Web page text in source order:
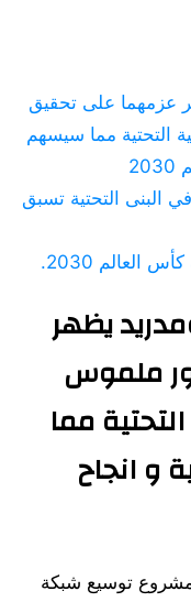
عزمهما على تحقيق
التحتية مما سيسهم
البنى التحتية تسبق
2030.
يظهر
ملموس
مما
و انجاح
توسيع شبكة